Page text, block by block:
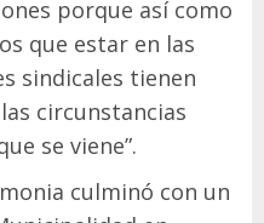
porque así como
que estar en las
sindicales tienen
circunstancias
se viene”.
culminó con un